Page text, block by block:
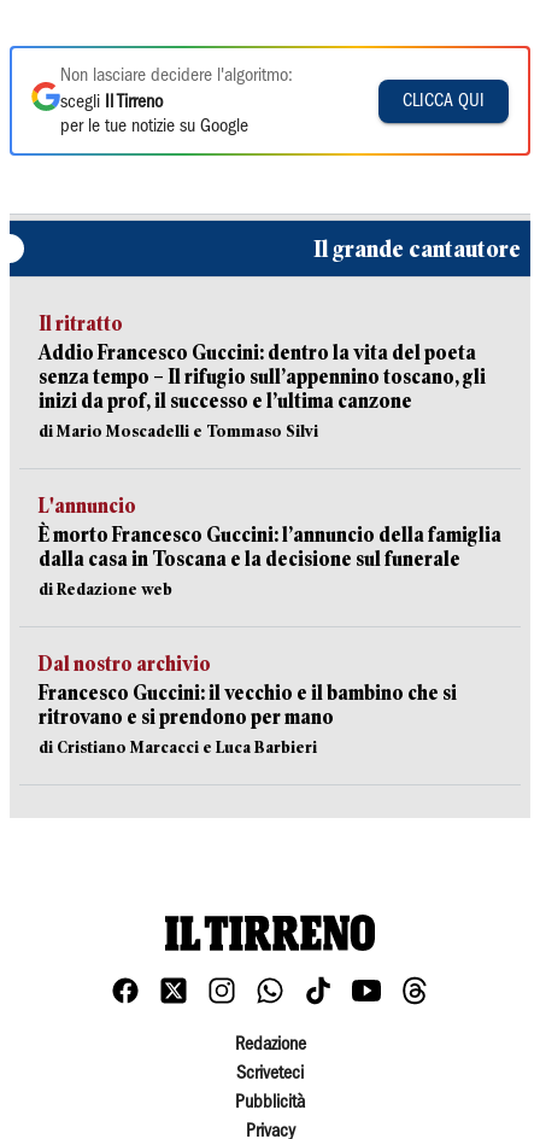
Non lasciare decidere l'algoritmo:
scegli
Il Tirreno
per le tue notizie su Google
CLICCA QUI
Il grande cantautore
Il ritratto
Addio Francesco Guccini: dentro la vita del poeta
senza tempo – Il rifugio sull’appennino toscano, gli
inizi da prof, il successo e l’ultima canzone
di Mario Moscadelli e Tommaso Silvi
L'annuncio
È morto Francesco Guccini: l’annuncio della famiglia
dalla casa in Toscana e la decisione sul funerale
di Redazione web
Dal nostro archivio
Francesco Guccini: il vecchio e il bambino che si
ritrovano e si prendono per mano
di Cristiano Marcacci e Luca Barbieri
Redazione
Scriveteci
Pubblicità
Privacy